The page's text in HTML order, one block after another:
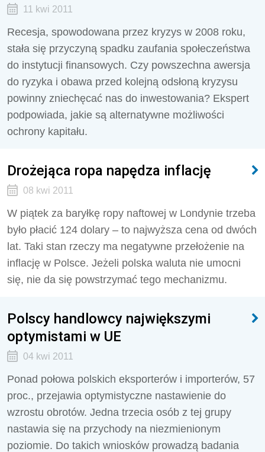
11 kwi 2011
Recesja, spowodowana przez kryzys w 2008 roku,
stała się przyczyną spadku zaufania społeczeństwa
do instytucji finansowych. Czy powszechna awersja
do ryzyka i obawa przed kolejną odsłoną kryzysu
powinny zniechęcać nas do inwestowania? Ekspert
podpowiada, jakie są alternatywne możliwości
ochrony kapitału.
Drożejąca ropa napędza inflację
08 kwi 2011
W piątek za baryłkę ropy naftowej w Londynie trzeba
było płacić 124 dolary – to najwyższa cena od dwóch
lat. Taki stan rzeczy ma negatywne przełożenie na
inflację w Polsce. Jeżeli polska waluta nie umocni
się, nie da się powstrzymać tego mechanizmu.
Polscy handlowcy największymi
optymistami w UE
04 kwi 2011
Ponad połowa polskich eksporterów i importerów, 57
proc., przejawia optymistyczne nastawienie do
wzrostu obrotów. Jedna trzecia osób z tej grupy
nastawia się na przychody na niezmienionym
poziomie. Do takich wniosków prowadzą badania